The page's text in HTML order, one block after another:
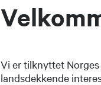
Vi er tilknyttet
landsdekkende